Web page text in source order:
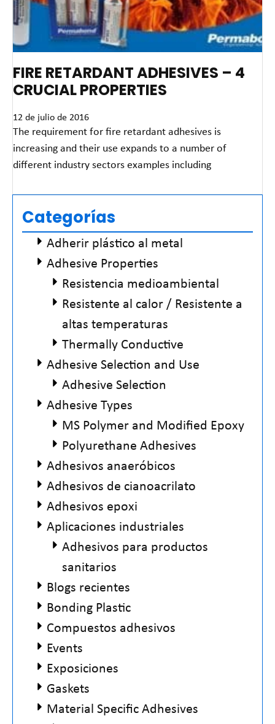
FIRE RETARDANT ADHESIVES – 4
CRUCIAL PROPERTIES
12 de julio de 2016
The requirement for fire retardant adhesives is
increasing and their use expands to a number of
different industry sectors examples including
Categorías
Adherir plástico al metal
Adhesive Properties
Resistencia medioambiental
Resistente al calor / Resistente a
altas temperaturas
Thermally Conductive
Adhesive Selection and Use
Adhesive Selection
Adhesive Types
MS Polymer and Modified Epoxy
Polyurethane Adhesives
Adhesivos anaeróbicos
Adhesivos de cianoacrilato
Adhesivos epoxi
Aplicaciones industriales
Adhesivos para productos
sanitarios
Blogs recientes
Bonding Plastic
Compuestos adhesivos
Events
Exposiciones
Gaskets
Material Specific Adhesives